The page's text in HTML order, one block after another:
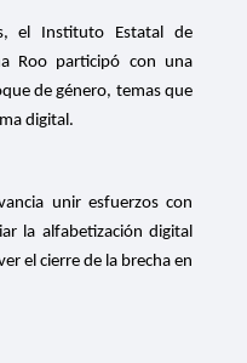
el Instituto Estatal de
Roo participó con una
de género, temas que
digital.
unir esfuerzos con
la alfabetización digital
el cierre de la brecha en